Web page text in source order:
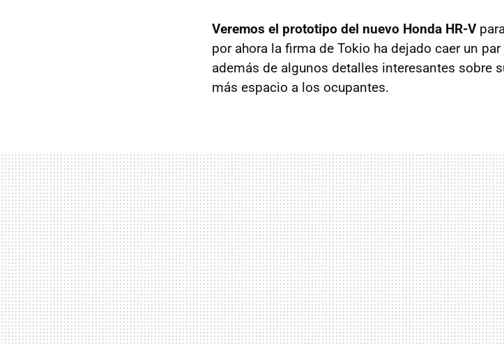
Veremos el prototipo del nuevo Honda HR-V
por ahora la firma de Tokio ha dejado caer un
además de algunos detalles interesantes sobre
más espacio a los ocupantes.